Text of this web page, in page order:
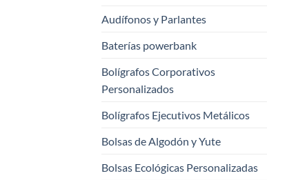
Audífonos y Parlantes
Baterías powerbank
Bolígrafos Corporativos
Personalizados
Bolígrafos Ejecutivos Metálicos
Bolsas de Algodón y Yute
Bolsas Ecológicas Personalizadas